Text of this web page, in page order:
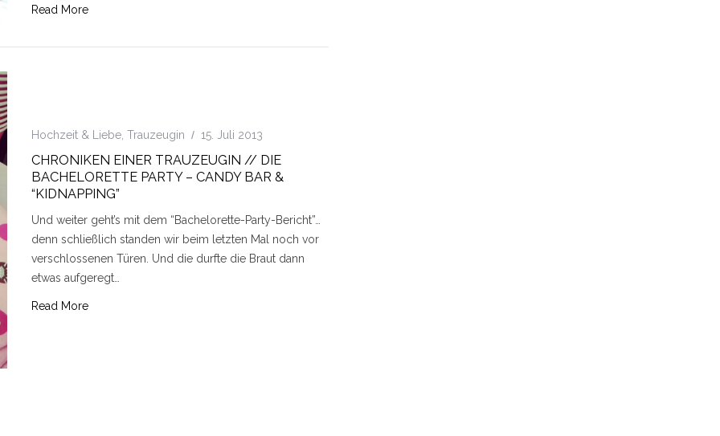
Read More
Hochzeit & Liebe Trauzeugin 15. Juli 2013
CHRONIKEN EINER TRAUZEUGIN // DIE
BACHELORETTE PARTY – CANDY BAR &
“KIDNAPPING”
Und weiter geht’s mit dem “Bachelorette-Party-Bericht”…
denn schließlich standen wir beim letzten Mal noch vor
verschlossenen Türen. Und die durfte die Braut dann
etwas aufgeregt…
Read More